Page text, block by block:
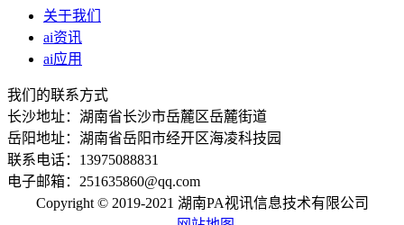
关于我们
ai资讯
ai应用
我们的联系方式
长沙地址：湖南省长沙市岳麓区岳麓街道
岳阳地址：湖南省岳阳市经开区海凌科技园
联系电话：13975088831
电子邮箱：251635860@qq.com
Copyright © 2019-2021 湖南PA视讯信息技术有限公司